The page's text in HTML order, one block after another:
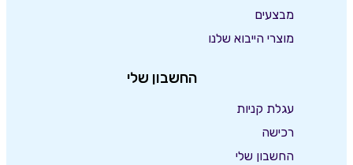
מבצעים
מוצרי הייבוא שלנו
החשבון שלי
עגלת קניות
רכישה
החשבון שלי